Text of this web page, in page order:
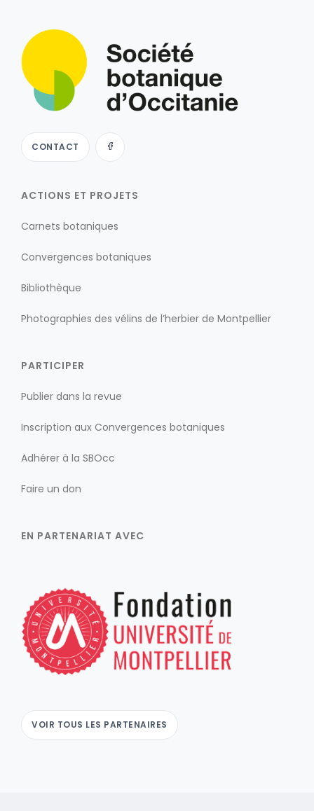
CONTACT
ACTIONS ET PROJETS
Carnets botaniques
Convergences botaniques
Bibliothèque
Photographies des vélins de l’herbier de Montpellier
PARTICIPER
Publier dans la revue
Inscription aux Convergences botaniques
Adhérer à la SBOcc
Faire un don
EN PARTENARIAT AVEC
VOIR TOUS LES PARTENAIRES